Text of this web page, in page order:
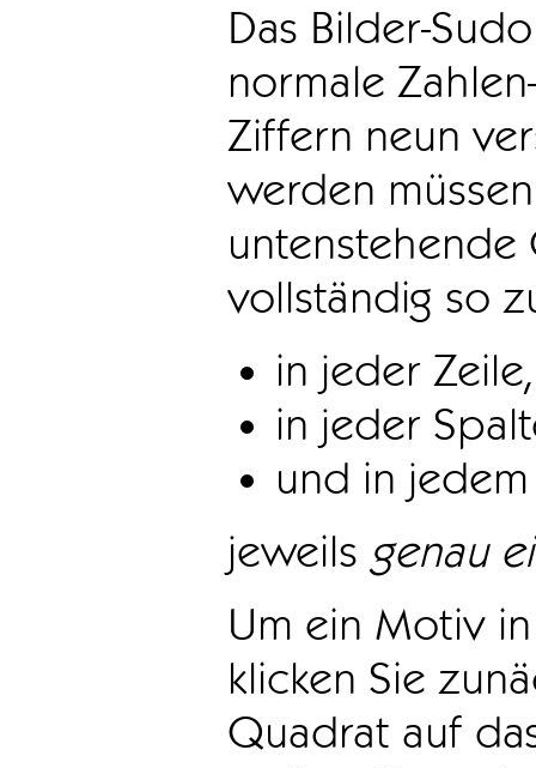
Das Bilder-
normale
Ziffern neun
werden
vollständig so
in jeder Zeile,
in jeder
und in
jeweils genau
Um ein Motiv
klicken Sie
Quadrat auf